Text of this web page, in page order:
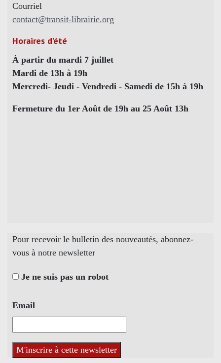
Courriel
contact@transit-librairie.org
Horaires d’été
À partir du mardi 7 juillet
Mardi de 13h à 19h
Mercredi- Jeudi - Vendredi - Samedi de 15h à 19h
Fermeture du 1er Août de 19h au 25 Août 13h
Pour recevoir le bulletin des nouveautés, abonnez-
vous à notre newsletter
Je ne suis pas un robot
Email